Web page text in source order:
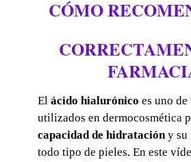
CÓMO
El ácido hialurónico es uno
utilizados en dermocosmética
capacidad de hidratacióny su
todo tipo de pieles. En este